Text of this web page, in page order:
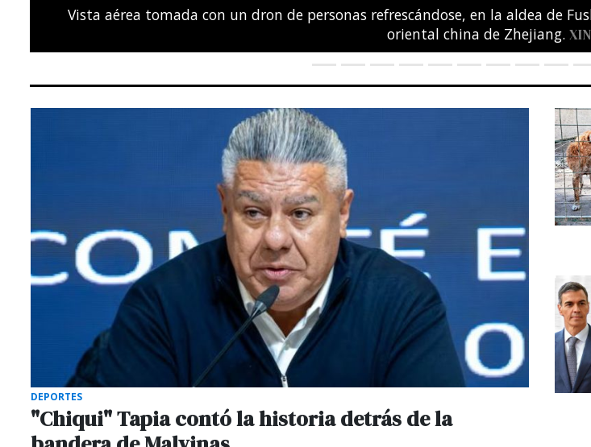
Activistas y familiares de personas presuntamente secuestradas o
Parlamento de Kenia durante una protesta contra los secuestros y las
DEPORTES
"Chiqui" Tapia contó la historia detrás de la